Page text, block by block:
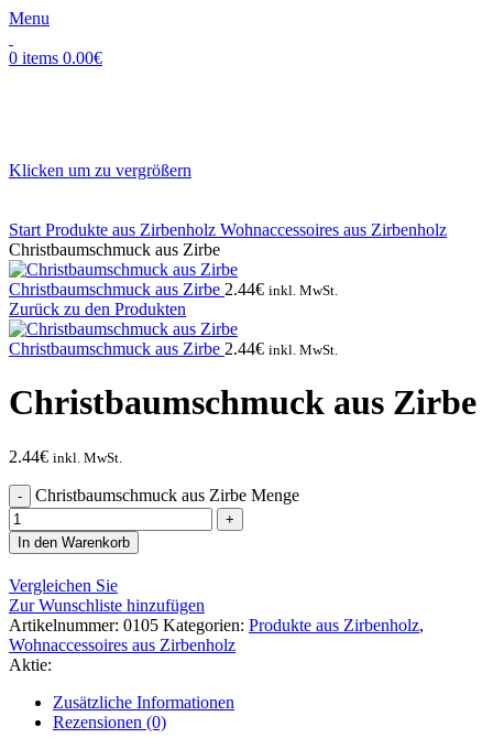
Menu
0 items 0.00€
Klicken um zu vergrößern
Start Produkte aus Zirbenholz Wohnaccessoires aus Zirbenholz
Christbaumschmuck aus Zirbe
Christbaumschmuck aus Zirbe 2.44€ inkl. MwSt.
Zurück zu den Produkten
Christbaumschmuck aus Zirbe 2.44€ inkl. MwSt.
Christbaumschmuck aus Zirbe
2.44€ inkl. MwSt.
Christbaumschmuck aus Zirbe Menge
In den Warenkorb
Vergleichen Sie
Zur Wunschliste hinzufügen
Artikelnummer: 0105 Kategorien: Produkte aus Zirbenholz,
Wohnaccessoires aus Zirbenholz
Aktie:
Zusätzliche Informationen
Rezensionen (0)